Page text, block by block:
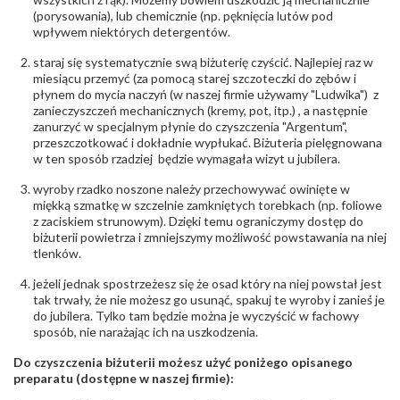
ostrzeżenia:
zawierają nikiel
(porysowania), lub chemicznie (np. pęknięcia lutów pod
wpływem niektórych detergentów.
staraj się systematycznie swą biżuterię czyścić. Najlepiej raz w
miesiącu przemyć (za pomocą starej szczoteczki do zębów i
płynem do mycia naczyń (w naszej firmie używamy "Ludwika") z
zanieczyszczeń mechanicznych (kremy, pot, itp.) , a następnie
zanurzyć w specjalnym płynie do czyszczenia "Argentum",
przeszczotkować i dokładnie wypłukać. Biżuteria pielęgnowana
w ten sposób rzadziej będzie wymagała wizyt u jubilera.
wyroby rzadko noszone należy przechowywać owinięte w
miękką szmatkę w szczelnie zamkniętych torebkach (np. foliowe
z zaciskiem strunowym). Dzięki temu ograniczymy dostęp do
biżuterii powietrza i zmniejszymy możliwość powstawania na niej
tlenków.
jeżeli jednak spostrzeżesz się że osad który na niej powstał jest
tak trwały, że nie możesz go usunąć, spakuj te wyroby i zanieś je
do jubilera. Tylko tam będzie można je wyczyścić w fachowy
sposób, nie narażając ich na uszkodzenia.
Do czyszczenia biżuterii możesz użyć poniżego opisanego
preparatu (dostępne w naszej firmie):